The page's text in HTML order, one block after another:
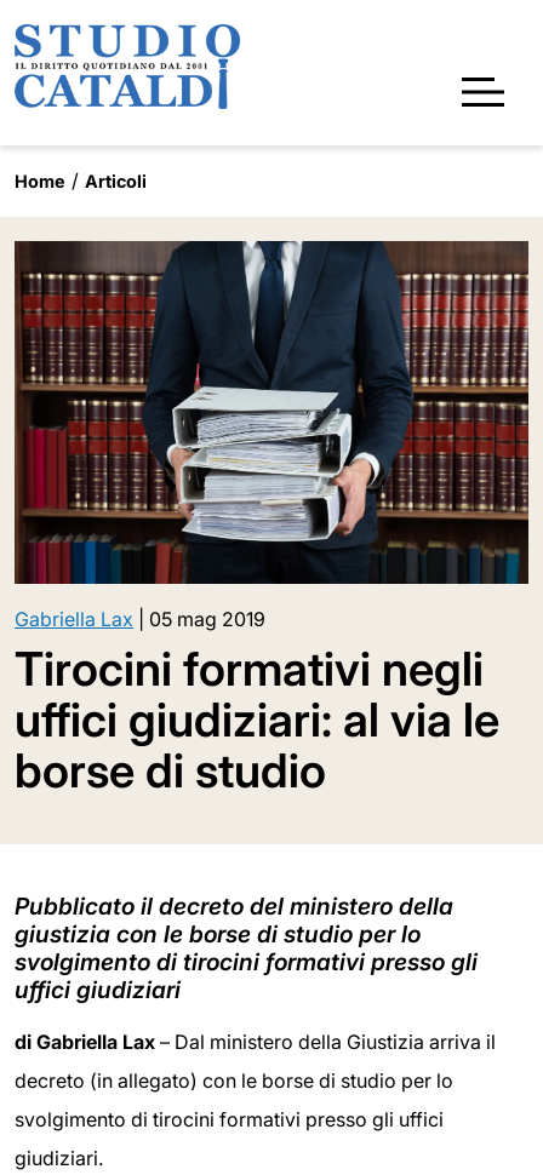
Home Articoli
Gabriella Lax 05 mag 2019
Tirocini formativi negli
uffici giudiziari: al via le
borse di studio
Pubblicato il decreto del ministero della
giustizia con le borse di studio per lo
svolgimento di tirocini formativi presso gli
uffici giudiziari
di Gabriella Lax – Dal ministero della Giustizia arriva il
decreto (in allegato) con le borse di studio per lo
svolgimento di tirocini formativi presso gli uffici
giudiziari.